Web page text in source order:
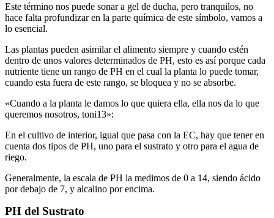
Este término nos puede sonar a gel de ducha, pero tranquilos, no
hace falta profundizar en la parte química de este símbolo, vamos a
lo esencial.
Las plantas pueden asimilar el alimento siempre y cuando estén
dentro de unos valores determinados de PH, esto es así porque cada
nutriente tiene un rango de PH en el cual la planta lo puede tomar,
cuando esta fuera de este rango, se bloquea y no se absorbe.
«Cuando a la planta le damos lo que quiera ella, ella nos da lo que
queremos nosotros, toni13»:
En el cultivo de interior, igual que pasa con la EC, hay que tener en
cuenta dos tipos de PH, uno para el sustrato y otro para el agua de
riego.
Generalmente, la escala de PH la medimos de 0 a 14, siendo ácido
por debajo de 7, y alcalino por encima.
PH del Sustrato